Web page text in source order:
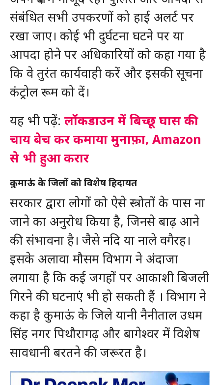
संबंधित सभी उपकरणों को हाई अलर्ट पर
रखा जाए। कोई भी दुर्घटना घटने पर या
आपदा होने पर अधिकारियों को कहा गया है
कि वे तुरंत कार्यवाही करें और इसकी सूचना
कंट्रोल रूम को दें।
यह भी पढ़ें: लॉकडाउन में बिच्छू घास की
चाय बेच कर कमाया मुनाफ़ा, Amazon
से भी हुआ करार
कुमाऊं के जिलों को विशेष हिदायत
सरकार द्वारा लोगों को ऐसे स्त्रोतों के पास ना
जाने का अनुरोध किया है, जिनसे बाढ़ आने
की संभावना है। जैसे नदि या नाले वगैरह।
इसके अलावा मौसम विभाग ने अंदाजा
लगाया है कि कई जगहों पर आकाशी बिजली
गिरने की घटनाएं भी हो सकती हैं । विभाग ने
कहा है कुमाऊं के जिले यानी नैनीताल उधम
सिंह नगर पिथौरागढ़ और बागेश्वर में विशेष
सावधानी बरतने की जरूरत है।